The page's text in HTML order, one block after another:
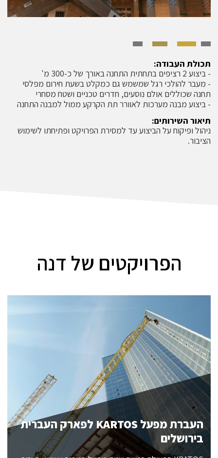
תכולת העבודה:
- ביצוע 2 רציפים בתחתית התחנה באורך של כ-300 מ'
- מעבר להולכי רגל שמשמש גם כמקלט בשעת חירום מפלסי
תחנה שכוללים אולם נוסעים, חדרים טכניים ושטח מסחרי
- ביצוע מבנה מערכות לאוורר תת הקרקע ממול למבנה התחנה
תיאור השירותים:
ניהול ופיקוח על הביצוע עד למסירת הפרויקט ופתיחתו לשימוש
הציבור.
הפרויקטים של דנה
העברת מפעל KARTOS לפארק העברית
בירושלים